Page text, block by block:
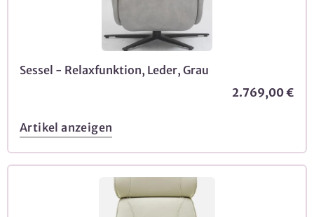
Sessel - Relaxfunktion, Leder, Grau
2.769,00 €
Artikel anzeigen